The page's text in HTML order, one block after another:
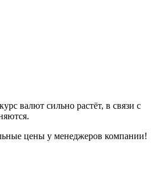
валют сильно растёт, в связи с
цены у менеджеров компании!